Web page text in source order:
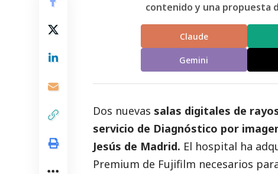
contenido y una propuesta
Claude
Gemini
Dos nuevas salas digitales de
servicio de Diagnóstico por
Jesús de Madrid. El hospital ha
Premium de Fujifilm necesarios